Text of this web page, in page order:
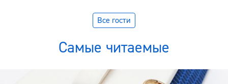
Все гости
Самые читаемые